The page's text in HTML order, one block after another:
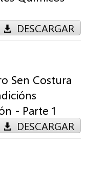
DESCARGAR
Sen Costura
- Parte 1
DESCARGAR